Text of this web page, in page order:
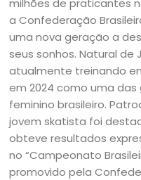
milhões de praticantes
a Confederação
uma nova geração a
seus sonhos. Natural de
atualmente treinando
em 2024 como uma
feminino brasileiro.
jovem skatista foi
obteve resultados
no “Campeonato
promovido pela